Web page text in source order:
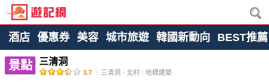
酒店 優惠券 美容 城市旅遊 韓國新動向 BEST推薦
景點 三清洞
3.7 | 三清洞ㆍ北村 | 地標建築